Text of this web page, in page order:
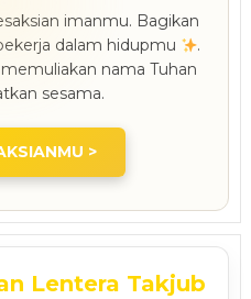
imanmu. Bagikan
dalam hidupmu
.
nama Tuhan
sesama.
>
Lentera Takjub